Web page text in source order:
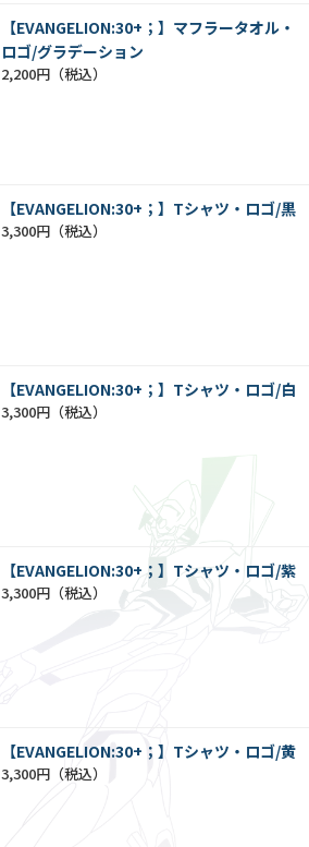
【EVANGELION:30+；】マフラータオル・
ロゴ/グラデーション
2,200円
【EVANGELION:30+；】Tシャツ・ロゴ/黒
3,300円
【EVANGELION:30+；】Tシャツ・ロゴ/白
3,300円
【EVANGELION:30+；】Tシャツ・ロゴ/紫
3,300円
【EVANGELION:30+；】Tシャツ・ロゴ/黄
3,300円